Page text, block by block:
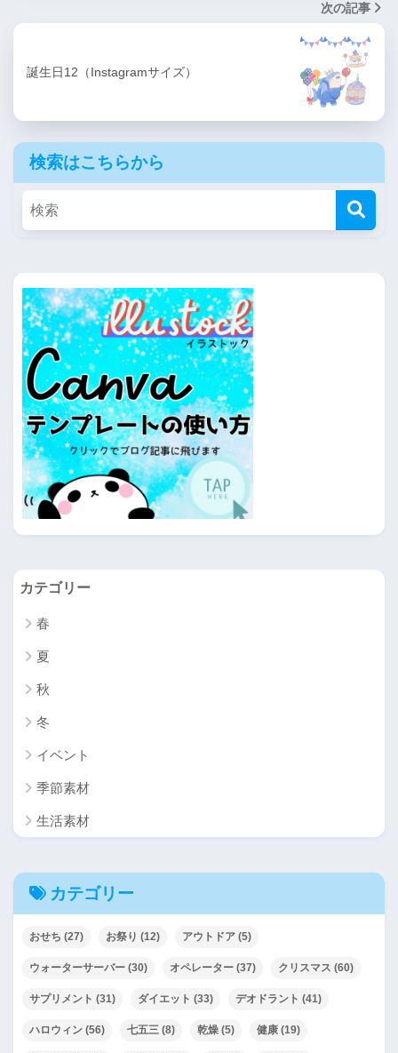
次の記事
誕生日12（Instagramサイズ）
検索はこちらから
カテゴリー
春
夏
秋
冬
イベント
季節素材
生活素材
カテゴリー
おせち (27) お祭り (12) アウトドア (5)
ウォーターサーバー (30) オペレーター (37) クリスマス (60)
サプリメント (31) ダイエット (33) デオドラント (41)
ハロウィン (56) 七五三 (8) 乾燥 (5) 健康 (19)